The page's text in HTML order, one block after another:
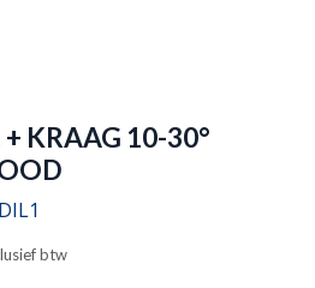
KRAAG 10-30°
btw